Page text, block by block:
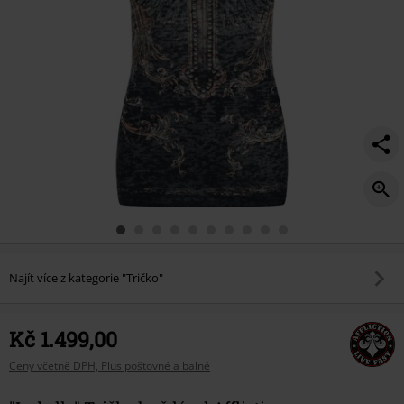
Najít více z kategorie "Tričko"
Kč 1.499,00
Ceny včetně DPH, Plus poštovné a balné